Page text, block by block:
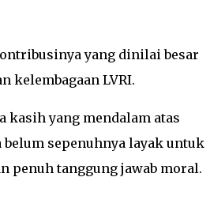
yang dinilai besar
kelembagaan LVRI.
kasih yang mendalam atas
sepenuhnya layak untuk
penuh tanggung jawab moral.